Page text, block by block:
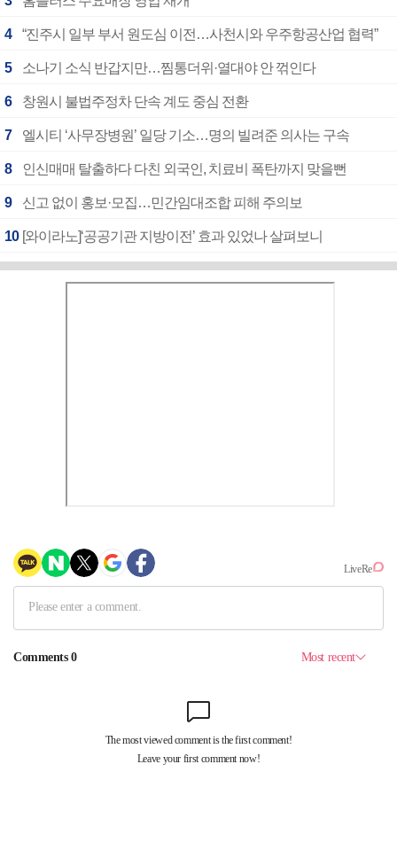
4 “진주시 일부 부서 원도심 이전…사천시와 우주항공산업 협력”
5 소나기 소식 반갑지만…찜통더위·열대야 안 꺾인다
6 창원시 불법주정차 단속 계도 중심 전환
7 엘시티 ‘사무장병원’ 일당 기소…명의 빌려준 의사는 구속
8 인신매매 탈출하다 다친 외국인, 치료비 폭탄까지 맞을뻔
9 신고 없이 홍보·모집…민간임대조합 피해 주의보
10 [와이라노]‘공공기관 지방이전’ 효과 있었나 살펴보니